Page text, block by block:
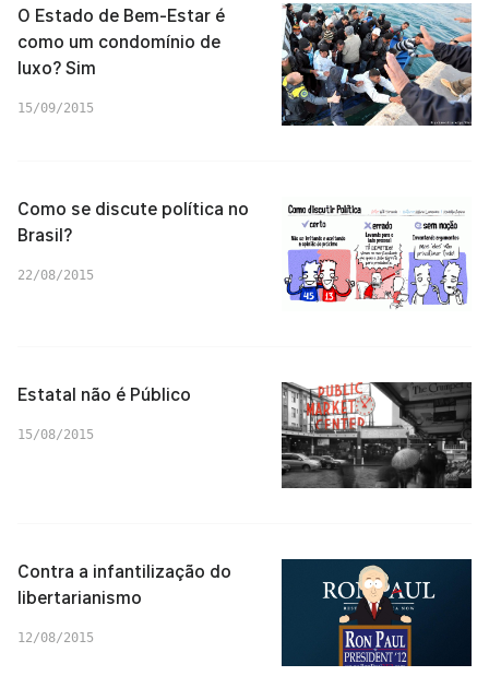
O Estado de Bem-Estar é
como um condomínio de
luxo? Sim
15/09/2015
Como se discute política no
Brasil?
22/08/2015
Estatal não é Público
15/08/2015
Contra a infantilização do
libertarianismo
12/08/2015